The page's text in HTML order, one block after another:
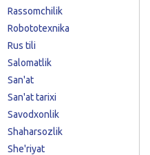
Rassomchilik
Robototexnika
Rus tili
Salomatlik
San'at
San'at tarixi
Savodxonlik
Shaharsozlik
She'riyat